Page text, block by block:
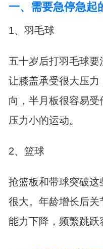
一、需要急停急起
1、羽毛球
五十岁后打羽毛球
让膝盖承受很大压
向，半月板很容易
压力小的运动。
2、篮球
抢篮板和带球突破
很大。年龄增长后关
能力下降，频繁跳跃